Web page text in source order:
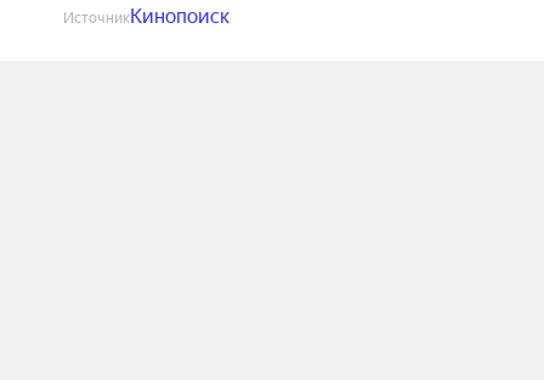
ИсточникКинопоиск